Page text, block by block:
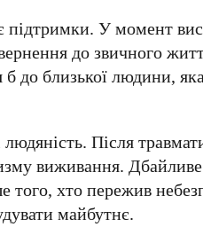
підтримки. У момент
до звичного
б до близької людини,
Після
виживання.
того, хто пережив
майбутнє.